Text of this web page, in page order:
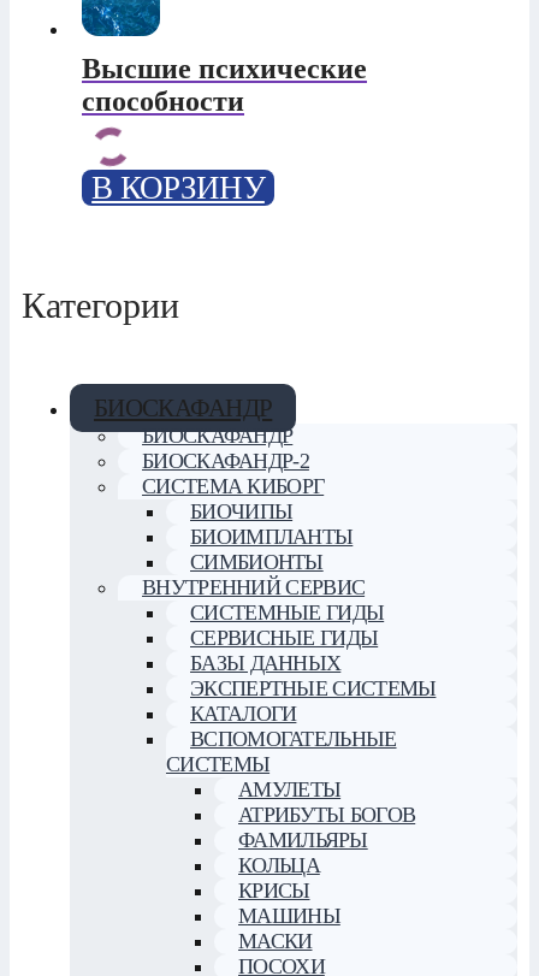
Высшие психические
способности
В КОРЗИНУ
Категории
БИОСКАФАНДР
БИОСКАФАНДР
БИОСКАФАНДР-2
СИСТЕМА КИБОРГ
БИОЧИПЫ
БИОИМПЛАНТЫ
СИМБИОНТЫ
ВНУТРЕННИЙ СЕРВИС
СИСТЕМНЫЕ ГИДЫ
СЕРВИСНЫЕ ГИДЫ
БАЗЫ ДАННЫХ
ЭКСПЕРТНЫЕ СИСТЕМЫ
КАТАЛОГИ
ВСПОМОГАТЕЛЬНЫЕ
СИСТЕМЫ
АМУЛЕТЫ
АТРИБУТЫ БОГОВ
ФАМИЛЬЯРЫ
КОЛЬЦА
КРИСЫ
МАШИНЫ
МАСКИ
ПОСОХИ